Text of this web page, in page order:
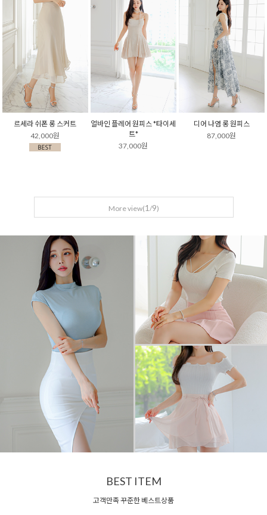
르세라 쉬폰 롱 스커트
42,000원
얼바인 플레어 원피스 *타이세
트*
37,000원
디어 나염 롱 원피스
87,000원
More view(1 /9)
BEST ITEM
고객만족 꾸준한 베스트상품